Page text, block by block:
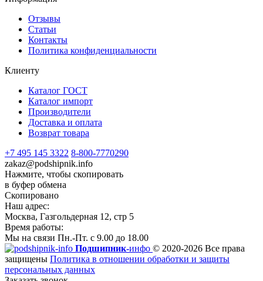
Отзывы
Статьи
Контакты
Политика конфиденциальности
Клиенту
Каталог ГОСТ
Каталог импорт
Производители
Доставка и оплата
Возврат товара
+7 495 145 3322 8-800-7770290
zakaz@podshipnik.info
Нажмите, чтобы скопировать
в буфер обмена
Скопировано
Наш адрес:
Москва, Газгольдерная 12, стр 5
Время работы:
Мы на связи Пн.-Пт. с 9.00 до 18.00
Подшипник-инфо © 2020-2026 Все права
защищены Политика в отношении обработки и защиты
персональных данных